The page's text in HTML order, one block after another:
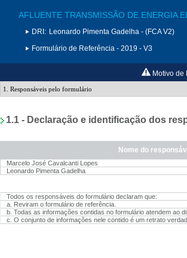
AFLUENTE TRANSMISSÃO DE ENERGIA
DRI: Leonardo Pimenta Gadelha - (FCA V2)
Formulário de Referência - 2019 - V3
Motivo de